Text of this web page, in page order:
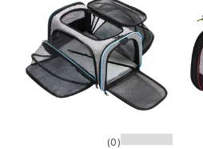
(0)